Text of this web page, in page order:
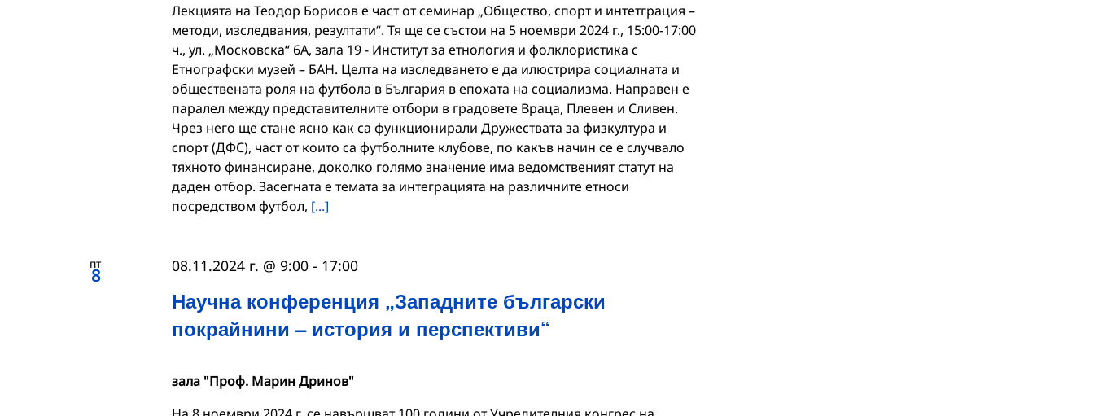
Лекцията на Теодор Борисов е част от семинар „Общество, спорт и интетграция –
методи, изследвания, резултати“. Тя ще се състои на 5 ноември 2024 г., 15:00-17:00
ч., ул. „Московска“ 6А, зала 19 - Институт за етнология и фолклористика с
Етнографски музей – БАН. Целта на изследването е да илюстрира социалната и
обществената роля на футбола в България в епохата на социализма. Направен е
паралел между представителните отбори в градовете Враца, Плевен и Сливен.
Чрез него ще стане ясно как са функционирали Дружествата за физкултура и
спорт (ДФС), част от които са футболните клубове, по какъв начин се е случвало
тяхното финансиране, доколко голямо значение има ведомственият статут на
даден отбор. Засегната е темата за интеграцията на различните етноси
посредством футбол, [...]
пт
8
Научна конференция „Западните български
покрайнини – история и перспективи“
08.11.2024 г. @ 9:00- 17:00
зала "Проф. Марин Дринов"